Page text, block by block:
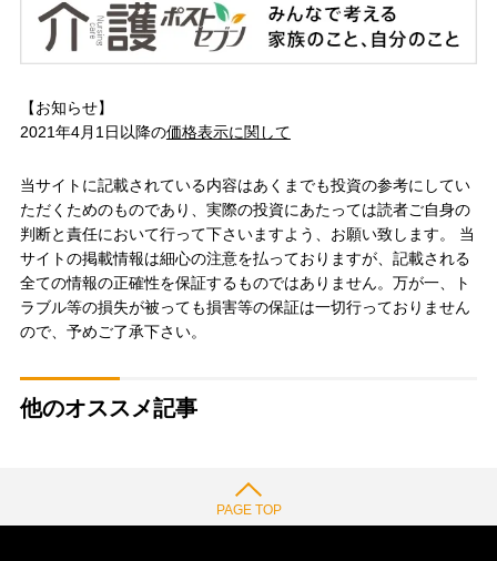
【お知らせ】
2021年4月1日以降の価格表示に関して
当サイトに記載されている内容はあくまでも投資の参考にしてい
ただくためのものであり、実際の投資にあたっては読者ご自身の
判断と責任において行って下さいますよう、お願い致します。 当
サイトの掲載情報は細心の注意を払っておりますが、記載される
全ての情報の正確性を保証するものではありません。万が一、ト
ラブル等の損失が被っても損害等の保証は一切行っておりません
ので、予めご了承下さい。
他のオススメ記事
PAGE TOP